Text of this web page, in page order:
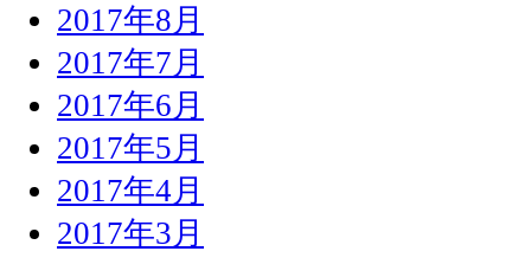
2017年8月
2017年7月
2017年6月
2017年5月
2017年4月
2017年3月